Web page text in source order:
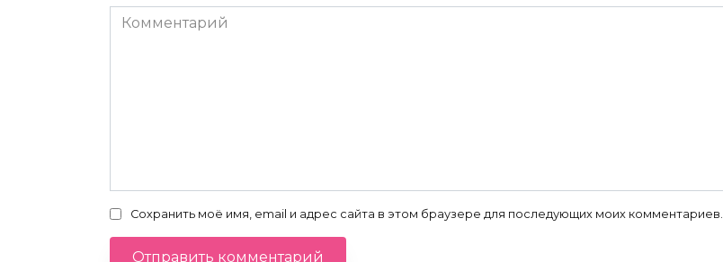
Комментарий
Сохранить моё имя, email и адрес сайта в этом браузере для последующих моих комментариев.